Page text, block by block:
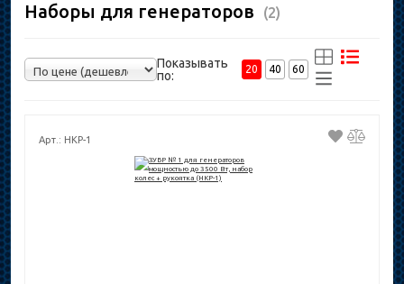
Наборы для генераторов (2)
Показывать
по:
20 40 60
Арт.: НКР-1